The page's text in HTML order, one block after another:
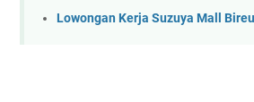
Lowongan Kerja Suzuya Mall